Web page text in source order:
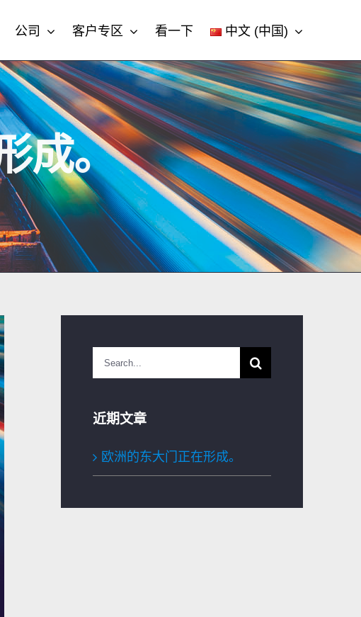
公司 客户专区 看一下 中文 (中国)
成。
Search
for:
近期文章
欧洲的东大门正在形成。